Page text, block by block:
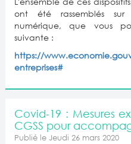
ont été rassemblés
numérique, que vous
suivante :
https://
entreprises#
Covid-19 : Mesures
CGSS pour
Publié le Jeudi 26 mars 2020